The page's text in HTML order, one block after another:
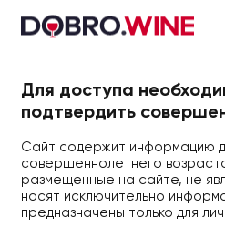
Вино защищённого
Для доступа
подтвердить
Сайт содержит информацию
совершеннолетнего
размещенные на сайте, не
носят исключительно
предназначены только для